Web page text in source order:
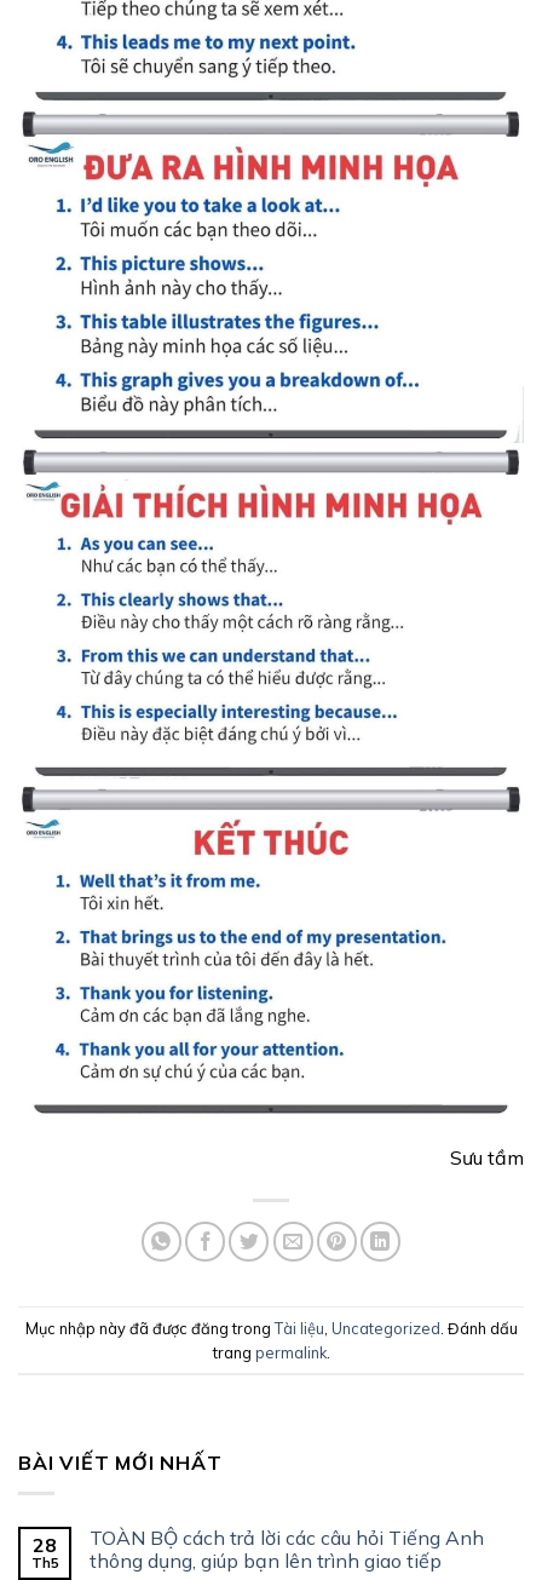
Sưu tầm
Mục nhập này đã được đăng trongTài liệu Uncategorized . Đánh dấu
trang permalink.
BÀI VIẾT MỚI NHẤT
28
Th5
TOÀN BỘ cách trả lời các câu hỏi Tiếng Anh
thông dụng, giúp bạn lên trình giao tiếp